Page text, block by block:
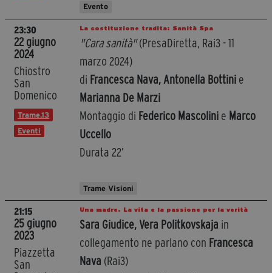
Evento
23:30
22 giugno
2024
Chiostro
San
Domenico
Trame.13
Eventi
La costituzione tradita: Sanità Spa
"Cara sanità"(PresaDiretta, Rai3 - 11
marzo 2024)
di Francesca Nava, Antonella Bottini e
Marianna De Marzi
Montaggio di Federico Mascolini e Marco
Uccello
Durata 22’
Trame Visioni
21:15
25 giugno
2023
Piazzetta
San
Una madre. La vita e la passione per la verità
Sara Giudice, Vera Politkovskaja in
collegamento ne parlano con Francesca
Nava (Rai3)